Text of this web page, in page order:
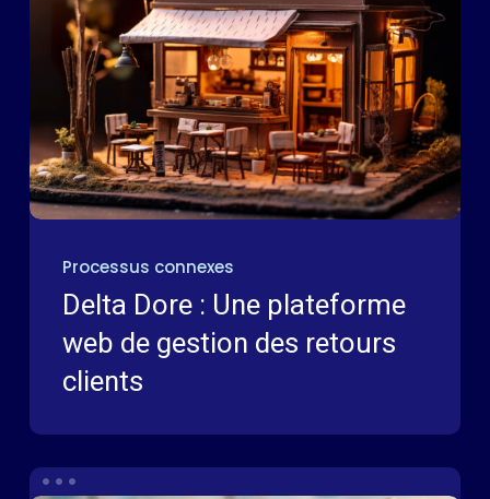
Processus connexes
Delta Dore : Une plateforme
web de gestion des retours
clients